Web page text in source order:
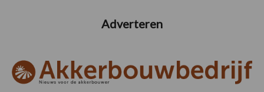
Adverteren